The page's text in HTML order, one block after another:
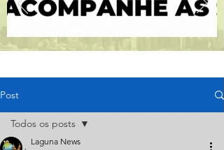
Post
Todos os posts
Laguna News